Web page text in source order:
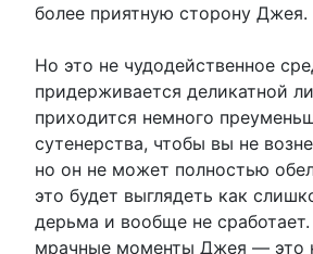
более приятную сторону Джея.
Но это не чудодейственное
придерживается деликатной
приходится немного
сутенерства, чтобы вы не
но он не может полностью
это будет выглядеть как
дерьма и вообще не
мрачные моменты Джея — это